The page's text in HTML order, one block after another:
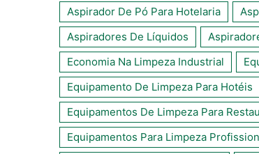
Aspirador De Pó Para Hotelaria
Aspiradores De Líquidos
Economia Na Limpeza Industrial
Equipamento De Limpeza Para Hotéis
Equipamentos De Limpeza Para
Equipamentos Para Limpeza